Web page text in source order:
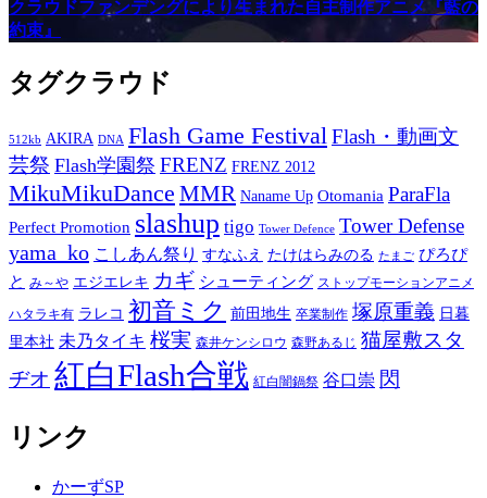
クラウドファンデングにより生まれた自主制作アニメ『藍の
約束』
タグクラウド
512kb AKIRA DNA Flash Game FestivalFlash・動画文
芸祭 Flash学園祭 FRENZ FRENZ 2012
MikuMikuDance MMR Naname Up Otomania ParaFla
Perfect Promotion slashup tigo Tower Defence Tower Defense
yama_ko こしあん祭り すなふえ たけはらみのる たまご ぴろぴ
と み～や エジエレキ カギ シューティング ストップモーションアニメ
ハタラキ有 ラレコ 初音ミク 前田地生 卒業制作 塚原重義 日暮
里本社 未乃タイキ 桜実 森井ケンシロウ 森野あるじ 猫屋敷スタ
ヂオ 紅白Flash合戦 紅白闇鍋祭 谷口崇 閃
リンク
かーずSP